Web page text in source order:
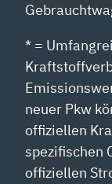
* =
neuer Pkw
offiziellen
spezifischen
offiziellen